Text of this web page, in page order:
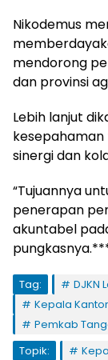
Nikodemus
mendorong
dan provinsi
Lebih lanjut
sinergi dan
“Tujuannya
penerapan
akuntabel
Tag:
DJKN
Kepala
Pemkab
Topik: